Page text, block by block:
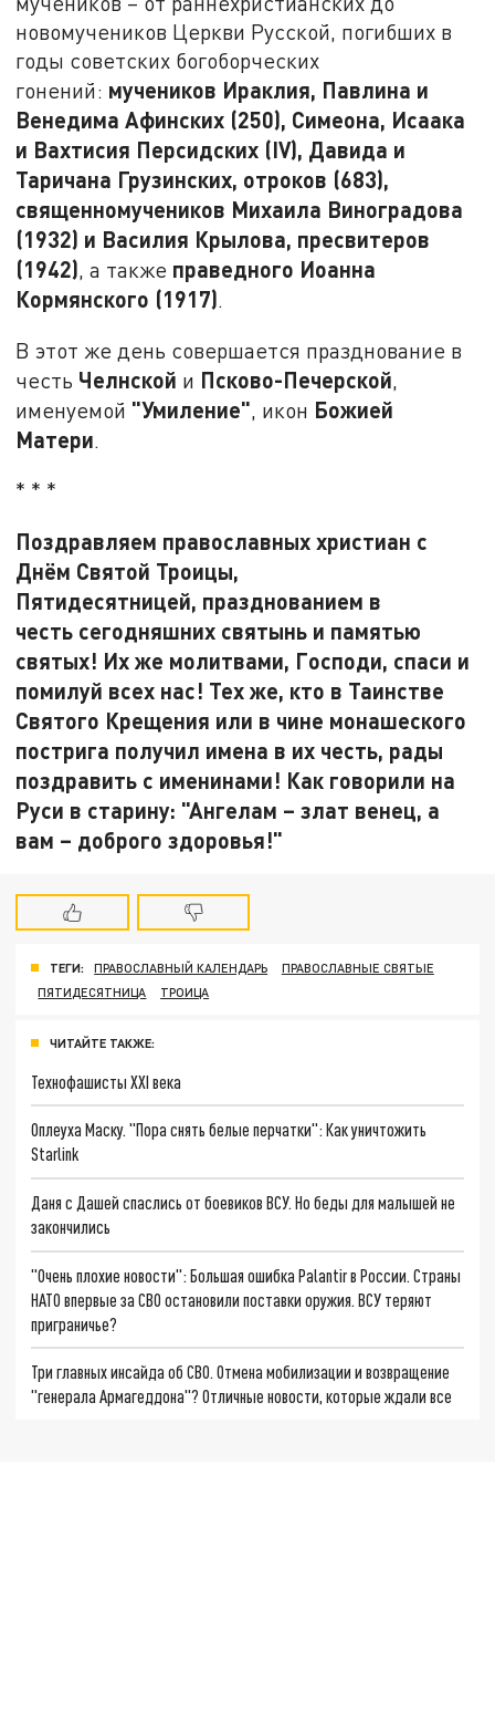
новомучеников Церкви Русской, погибших в
годы советских богоборческих
гонений: мучеников Ираклия, Павлина и
Венедима Афинских (250), Симеона, Исаака
и Вахтисия Персидских (IV), Давида и
Таричана Грузинских, отроков (683),
священномучеников Михаила Виноградова
(1932) и Василия Крылова, пресвитеров
(1942), а также праведного Иоанна
Кормянского (1917).
В этот же день совершается празднование в
честь Челнской и Псково-Печерской
именуемой "Умиление" , икон Божией
Матери
* * *
Поздравляем православных христиан с
Днём Святой Троицы,
Пятидесятницей, празднованием в
честь сегодняшних святынь и памятью
святых! Их же молитвами, Господи, спаси и
помилуй всех нас! Тех же, кто в Таинстве
Святого Крещения или в чине монашеского
пострига получил имена в их честь, рады
поздравить с именинами! Как говорили на
Руси в старину: "Ангелам – злат венец, а
вам – доброго здоровья!"
ТЕГИ: ПРАВОСЛАВНЫЙ КАЛЕНДАРЬ
ПРАВОСЛАВНЫЕ СВЯТЫЕ
ПЯТИДЕСЯТНИЦА
ТРОИЦА
ЧИТАЙТЕ ТАКЖЕ:
Технофашисты XXI века
Оплеуха Маску. "Пора снять белые перчатки": Как уничтожить
Starlink
Даня с Дашей спаслись от боевиков ВСУ. Но беды для малышей не
закончились
"Очень плохие новости": Большая ошибка Palantir в России. Страны
НАТО впервые за СВО остановили поставки оружия. ВСУ теряют
приграничье?
Три главных инсайда об СВО. Отмена мобилизации и возвращение
"генерала Армагеддона"? Отличные новости, которые ждали все